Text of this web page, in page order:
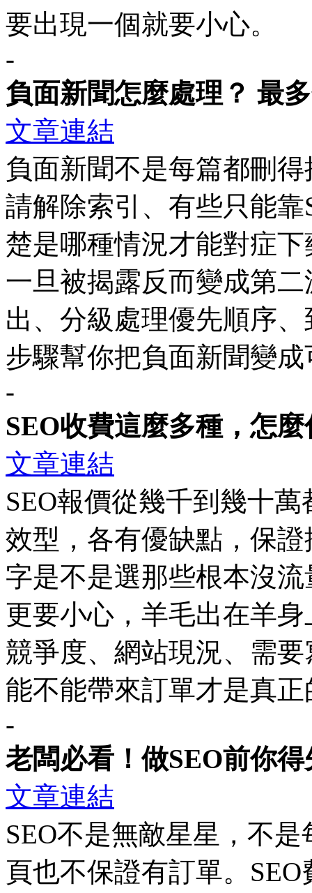
要出現一個就要小心。
-
負面新聞怎麼處理？ 最
文章連結
負面新聞不是每篇都刪
請解除索引、有些只能
楚是哪種情況才能對症
一旦被揭露反而變成第
出、分級處理優先順序
步驟幫你把負面新聞變
-
SEO收費這麼多種，怎
文章連結
SEO報價從幾千到幾十
效型，各有優缺點，保
字是不是選那些根本沒
更要小心，羊毛出在羊
競爭度、網站現況、需
能不能帶來訂單才是真
-
老闆必看！做SEO前你
文章連結
SEO不是無敵星星，不
頁也不保證有訂單。